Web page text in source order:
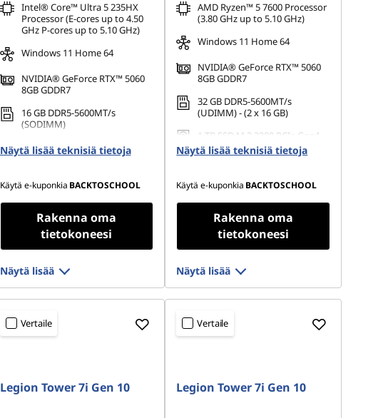
Intel® Core™ Ultra 5 235HX
Processor (E-cores up to 4.50
GHz P-cores up to 5.10 GHz)
Windows 11 Home 64
NVIDIA® GeForce RTX™ 5060
8GB GDDR7
16 GB DDR5-5600MT/s
(SODIMM)
1 TB SSD M.2 2280 PCIe Gen4
TLC
Näytä lisää teknisiä tietoja
Käytä e-kuponkia BACKTOSCHOOL
Rakenna oma
tietokoneesi
Näytä lisää
AMD Ryzen™ 5 7600 Processor
(3.80 GHz up to 5.10 GHz)
Windows 11 Home 64
NVIDIA® GeForce RTX™ 5060
8GB GDDR7
32 GB DDR5-5600MT/s
(UDIMM) - (2 x 16 GB)
1 TB SSD M.2 2280 PCIe Gen4
TLC
Näytä lisää teknisiä tietoja
Käytä e-kuponkia BACKTOSCHOOL
Rakenna oma
tietokoneesi
Näytä lisää
Vertaile
Legion Tower 7i Gen 10
Vertaile
Legion Tower 7i Gen 10